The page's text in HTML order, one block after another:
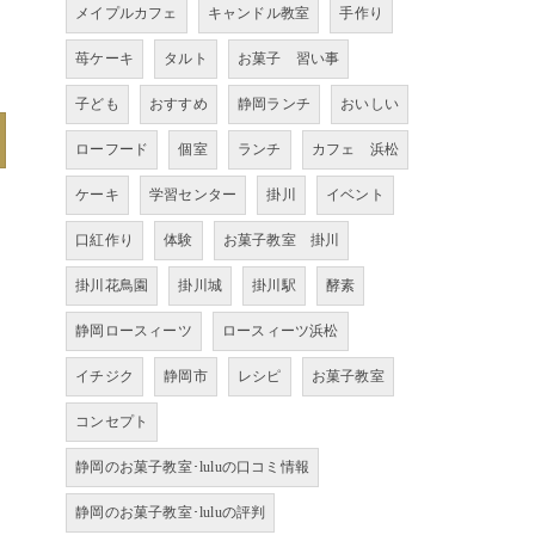
メイプルカフェ キャンドル教室 手作り
苺ケーキ タルト お菓子 習い事
子ども おすすめ 静岡ランチ おいしい
ローフード 個室 ランチ カフェ 浜松
ケーキ 学習センター 掛川 イベント
口紅作り 体験 お菓子教室 掛川
掛川花鳥園 掛川城 掛川駅 酵素
静岡ロースィーツ ロースィーツ浜松
イチジク 静岡市 レシピ お菓子教室
コンセプト
静岡のお菓子教室･luluの口コミ情報
静岡のお菓子教室･luluの評判